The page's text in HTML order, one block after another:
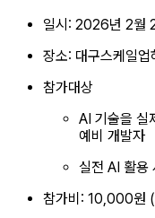
일시: 2026년 2월
장소: 대구스케일
참가대상
AI 기술을 실
예비 개발자
실전 AI 활용
참가비: 10,000원 (